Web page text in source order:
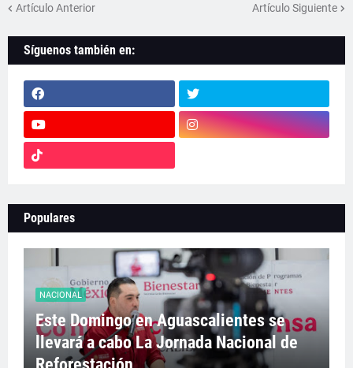
Artículo Anterior Artículo Siguiente
Síguenos también en:
Populares
NACIONAL
Este Domingo en Aguascalientes se
llevará a cabo La Jornada Nacional de